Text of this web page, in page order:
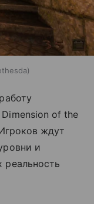
of the
ждут
и